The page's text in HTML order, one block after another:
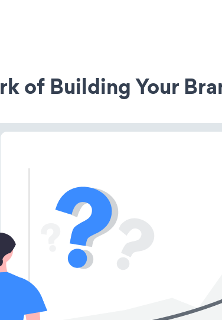
of Building Your